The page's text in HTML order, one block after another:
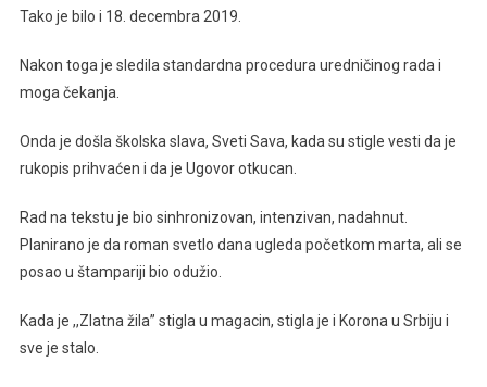
Tako je bilo i 18. decembra 2019.
Nakon toga je sledila standardna procedura uredničinog rada i
moga čekanja.
Onda je došla školska slava, Sveti Sava, kada su stigle vesti da je
rukopis prihvaćen i da je Ugovor otkucan.
Rad na tekstu je bio sinhronizovan, intenzivan, nadahnut.
Planirano je da roman svetlo dana ugleda početkom marta, ali se
posao u štampariji bio odužio.
Kada je ,,Zlatna žila” stigla u magacin, stigla je i Korona u Srbiju i
sve je stalo.